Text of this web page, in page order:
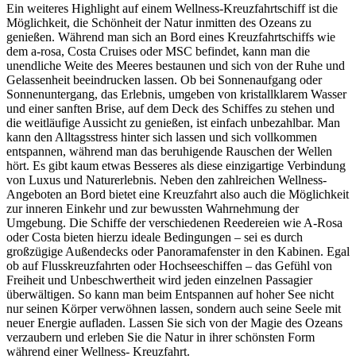
Ein weiteres Highlight auf einem Wellness-Kreuzfahrtschiff ist die
Möglichkeit, die Schönheit der Natur inmitten des Ozeans zu
genießen. Während man sich an Bord eines Kreuzfahrtschiffs wie
dem a-rosa, Costa Cruises oder MSC befindet, kann man die
unendliche Weite des Meeres bestaunen und sich von der Ruhe und
Gelassenheit beeindrucken lassen. Ob bei Sonnenaufgang oder
Sonnenuntergang, das Erlebnis, umgeben von kristallklarem Wasser
und einer sanften Brise, auf dem Deck des Schiffes zu stehen und
die weitläufige Aussicht zu genießen, ist einfach unbezahlbar. Man
kann den Alltagsstress hinter sich lassen und sich vollkommen
entspannen, während man das beruhigende Rauschen der Wellen
hört. Es gibt kaum etwas Besseres als diese einzigartige Verbindung
von Luxus und Naturerlebnis. Neben den zahlreichen Wellness-
Angeboten an Bord bietet eine Kreuzfahrt also auch die Möglichkeit
zur inneren Einkehr und zur bewussten Wahrnehmung der
Umgebung. Die Schiffe der verschiedenen Reedereien wie A-Rosa
oder Costa bieten hierzu ideale Bedingungen – sei es durch
großzügige Außendecks oder Panoramafenster in den Kabinen. Egal
ob auf Flusskreuzfahrten oder Hochseeschiffen – das Gefühl von
Freiheit und Unbeschwertheit wird jeden einzelnen Passagier
überwältigen. So kann man beim Entspannen auf hoher See nicht
nur seinen Körper verwöhnen lassen, sondern auch seine Seele mit
neuer Energie aufladen. Lassen Sie sich von der Magie des Ozeans
verzaubern und erleben Sie die Natur in ihrer schönsten Form
während einer Wellness- Kreuzfahrt.